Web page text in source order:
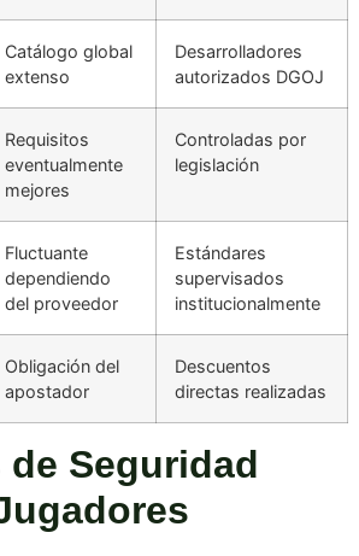
Catálogo global
extenso
Desarrolladores
autorizados DGOJ
Requisitos
eventualmente
mejores
Controladas por
legislación
Fluctuante
dependiendo
del proveedor
Estándares
supervisados
institucionalmente
Obligación del
apostador
Descuentos
directas realizadas
de Seguridad